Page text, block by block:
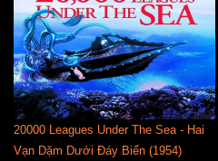
20000 Leagues Under The Sea - Hai
Vạn Dặm Dưới Đáy Biển (1954)